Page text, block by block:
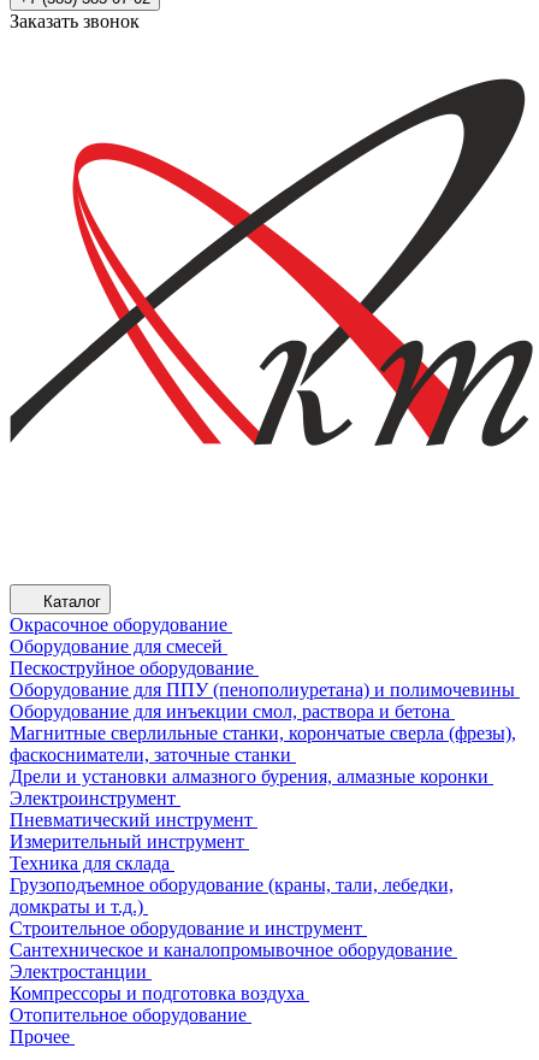
Заказать звонок
Каталог
Окрасочное оборудование
Оборудование для смесей
Пескоструйное оборудование
Оборудование для ППУ (пенополиуретана) и полимочевины
Оборудование для инъекции смол, раствора и бетона
Магнитные сверлильные станки, корончатые сверла (фрезы),
фаскосниматели, заточные станки
Дрели и установки алмазного бурения, алмазные коронки
Электроинструмент
Пневматический инструмент
Измерительный инструмент
Техника для склада
Грузоподъемное оборудование (краны, тали, лебедки,
домкраты и т.д.)
Строительное оборудование и инструмент
Сантехническое и каналопромывочное оборудование
Электростанции
Компрессоры и подготовка воздуха
Отопительное оборудование
Прочее